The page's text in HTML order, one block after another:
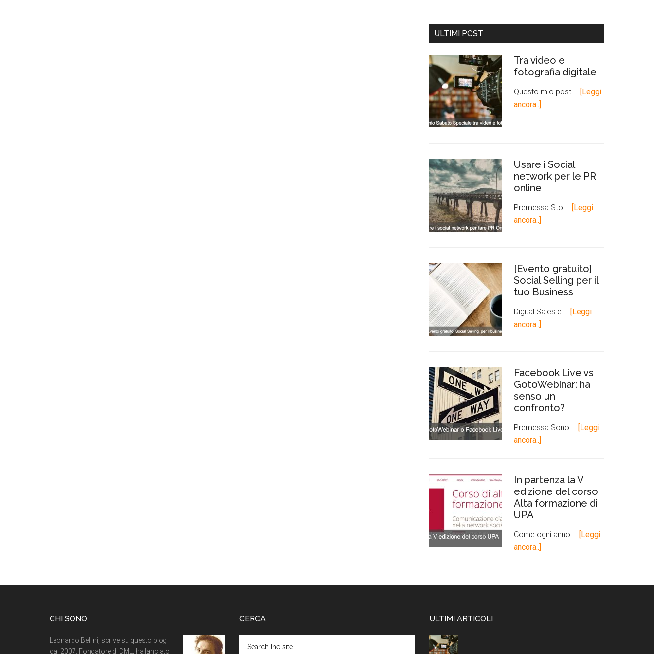
ULTIMI POST
Tra video e
fotografia digitale
Questo mio post …
[Leggi
ancora..]
Usare i Social
network per le PR
online
Premessa Sto …
[Leggi
ancora..]
[Evento gratuito]
Social Selling per il
tuo Business
Digital Sales e …
[Leggi
ancora..]
Facebook Live vs
GotoWebinar: ha
senso un
confronto?
Premessa Sono …
[Leggi
ancora..]
In partenza la V
edizione del corso
Alta formazione di
UPA
Come ogni anno …
[Leggi
ancora..]
CHI SONO
Leonardo Bellini, scrive su questo blog
dal 2007. Fondatore di DML, ha lanciato
CERCA ULTIMI ARTICOLI